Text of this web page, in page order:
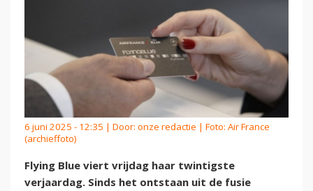
6 juni 2025 - 12:35 | Door: onze redactie | Foto: Air France
(archieffoto)
Flying Blue viert vrijdag haar twintigste
verjaardag. Sinds het ontstaan uit de fusie